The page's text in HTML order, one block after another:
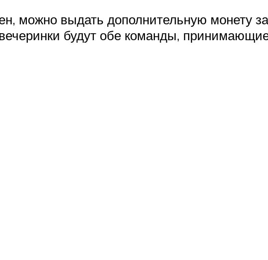
можно выдать дополнительную монету
будут обе команды,